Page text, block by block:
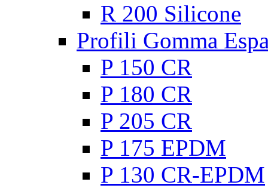
R 200 Silicone
Profili Gomma
P 150 CR
P 180 CR
P 205 CR
P 175 EPDM
P 130 CR-EPDM